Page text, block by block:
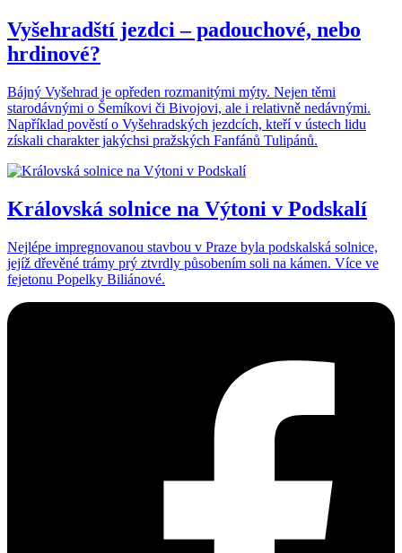
Vyšehradští jezdci – padouchové, nebo
hrdinové?
Bájný Vyšehrad je opředen rozmanitými mýty. Nejen těmi
starodávnými o Šemíkovi či Bivojovi, ale i relativně nedávnými.
Například pověstí o Vyšehradských jezdcích, kteří v ústech lidu
získali charakter jakýchsi pražských Fanfánů Tulipánů.
Královská solnice na Výtoni v Podskalí
Nejlépe impregnovanou stavbou v Praze byla podskalská solnice,
jejíž dřevěné trámy prý ztvrdly působením soli na kámen. Více ve
fejetonu Popelky Biliánové.